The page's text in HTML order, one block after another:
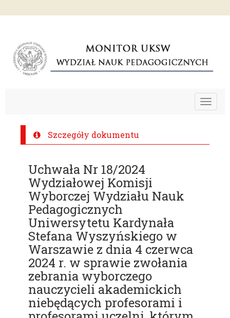
Toggle
Szczegóły dokumentu
Uchwała Nr 18/2024
Wydziałowej Komisji
Wyborczej Wydziału Nauk
Pedagogicznych
Uniwersytetu Kardynała
Stefana Wyszyńskiego w
Warszawie z dnia 4 czerwca
2024 r. w sprawie zwołania
zebrania wyborczego
nauczycieli akademickich
niebędących profesorami i